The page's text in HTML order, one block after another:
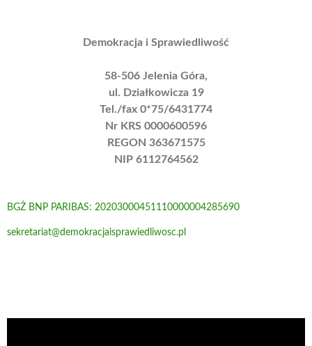
Demokracja i Sprawiedliwość
58-506 Jelenia Góra,
ul. Działkowicza 19
Tel./fax 0*75/6431774
Nr KRS 0000600596
REGON 363671575
NIP 6112764562
BGŻ BNP PARIBAS: 20203000451110000004285690
sekretariat@demokracjaisprawiedliwosc.pl